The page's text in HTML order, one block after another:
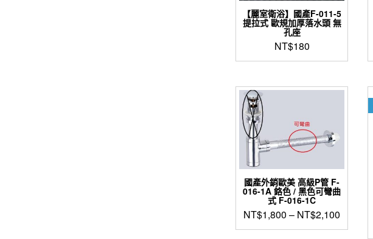
品
頁
面
選
項
【麗室衛浴】國產F-011-5
提拉式 歐規加厚落水頭 無
孔座
NT$180
國產外銷歐美 高級P管 F-
016-1A 鉻色 / 黑色可彎曲
式 F-016-1C
NT$1,800 – NT$2,100
此